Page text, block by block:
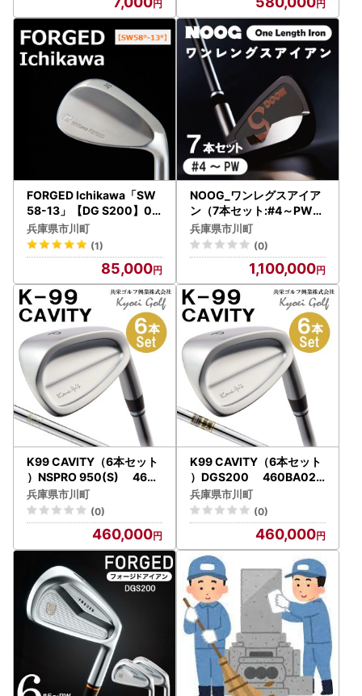
FORGED Ichikawa「SW
58-13」【DG S200】08
5HB01N.／ゴルフ ゴルフ
クラブ ウェッジ
兵庫県市川町
(1)
85,000
NOOG_ワンレグスアイア
ン（7本セット:#4～PW).1
10BA01N
兵庫県市川町
(0)
1,100,000
K99 CAVITY（6本セット
）NSPRO 950(S) 460B
A01N.／軟鉄鍛造 フォー
ジド アイアン 国産 ゴルフ
クラブ
兵庫県市川町
(0)
460,000
K99 CAVITY（6本セット
）DGS200 460BA02N
.／軟鉄鍛造 フォージド ア
イアン 国産 ゴルフクラブ
兵庫県市川町
(0)
460,000